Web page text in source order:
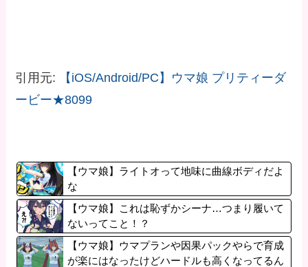
引用元:
【iOS/Android/PC】ウマ娘 プリティーダ
ービー★8099
【ウマ娘】ライトオって地味に曲線ボディだよ
な
【ウマ娘】これは恥ずかシーナ…つまり履いて
ないってこと！？
【ウマ娘】ウマプランや因果パックやらで育成
が楽にはなったけどハードルも高くなってるん